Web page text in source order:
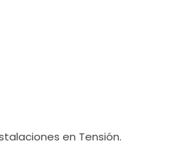
en Tensión.